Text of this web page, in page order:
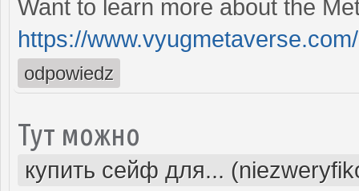
Want to learn more about the
https://www.vyugmetaverse.com/
odpowiedz
Тут можно
купить сейф для...